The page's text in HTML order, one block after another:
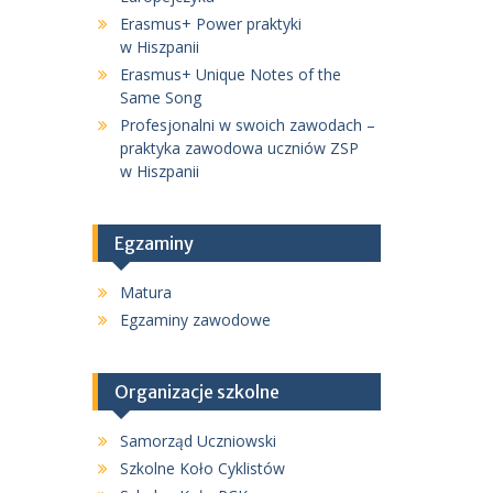
Erasmus+ Power praktyki
w Hiszpanii
Erasmus+ Unique Notes of the
Same Song
Profesjonalni w swoich zawodach –
praktyka zawodowa uczniów ZSP
w Hiszpanii
Egzaminy
Matura
Egzaminy zawodowe
Organizacje szkolne
Samorząd Uczniowski
Szkolne Koło Cyklistów